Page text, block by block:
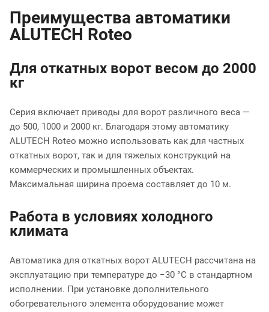
Преимущества автоматики
ALUTECH Roteo
Для откатных ворот весом до 2000
кг
Серия включает приводы для ворот различного веса —
до 500, 1000 и 2000 кг. Благодаря этому автоматику
ALUTECH Roteo можно использовать как для частных
откатных ворот, так и для тяжелых конструкций на
коммерческих и промышленных объектах.
Максимальная ширина проема составляет до 10 м.
Работа в условиях холодного
климата
Автоматика для откатных ворот ALUTECH рассчитана на
эксплуатацию при температуре до −30 °C в стандартном
исполнении. При установке дополнительного
обогревательного элемента оборудование может